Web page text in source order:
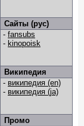
Сайты (рус)
- fansubs
- kinopoisk
Википедия
- википедия (en)
- википедия (ja)
Промо